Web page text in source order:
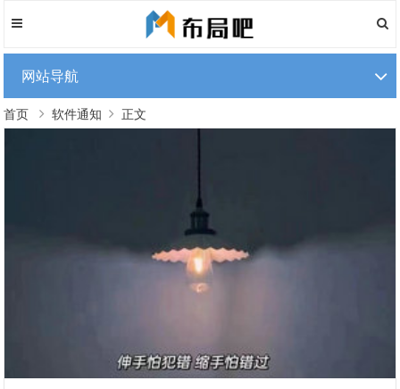
网站导航
首页 软件通知 正文